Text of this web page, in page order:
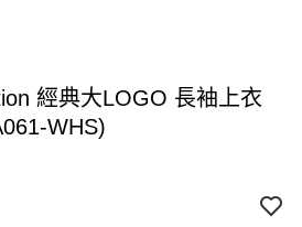
經典大LOGO 長袖上衣
WHS)